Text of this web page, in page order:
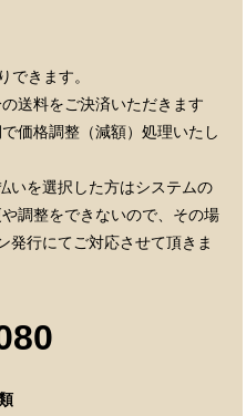
できます。
送料をご決済いただきます
価格調整（減額）処理いたし
いを選択した方はシステムの
調整をできないので、その場
発行にてご対応させて頂きま